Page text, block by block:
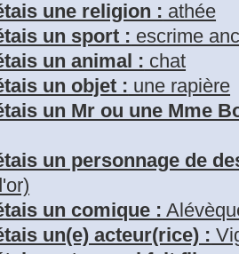
une religion : athée
un sport : escrime
un animal : chat
un objet : une rapière
un Mr ou une Mme
un personnage de
un comique :
un(e) acteur(rice) :